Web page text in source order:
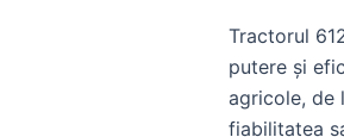
Tractorul
putere și
agricole, de
fiabilitatea